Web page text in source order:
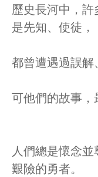
歷史長河中，
是先知、使徒，
都曾遭遇過誤解
可他們的故事，
人們總是懷念
艱險的勇者。